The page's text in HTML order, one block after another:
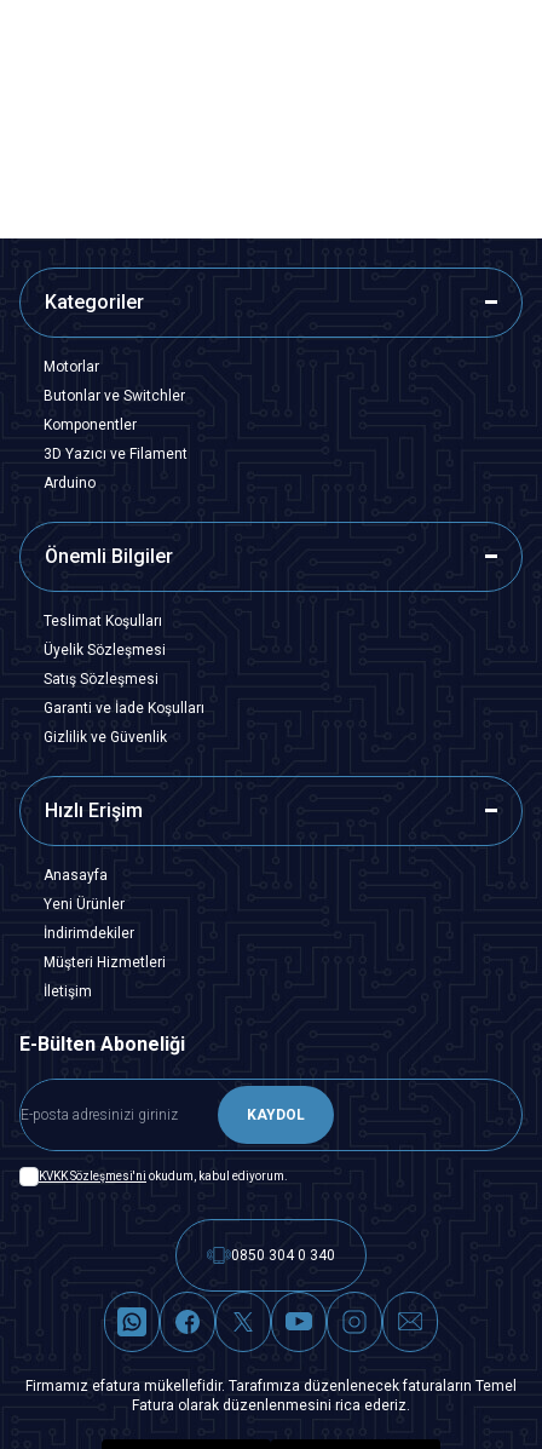
Kategoriler
Motorlar
Butonlar ve Switchler
Komponentler
3D Yazıcı ve Filament
Arduino
Önemli Bilgiler
Teslimat Koşulları
Üyelik Sözleşmesi
Satış Sözleşmesi
Garanti ve İade Koşulları
Gizlilik ve Güvenlik
Hızlı Erişim
Anasayfa
Yeni Ürünler
İndirimdekiler
Müşteri Hizmetleri
İletişim
E-Bülten Aboneliği
KAYDOL
KVKK Sözleşmesi'ni okudum, kabul ediyorum.
0850 304 0 340
Firmamız efatura mükellefidir. Tarafımıza düzenlenecek faturaların Temel
Fatura olarak düzenlenmesini rica ederiz.